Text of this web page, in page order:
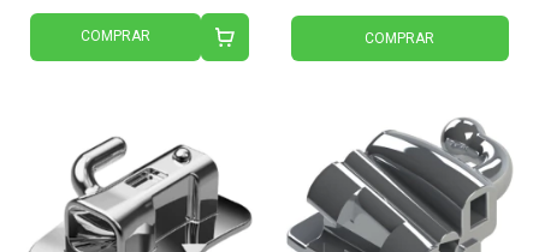
COMPRAR COMPRAR